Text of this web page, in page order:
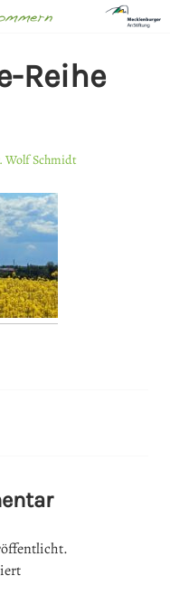
Reihe
Wolf Schmidt